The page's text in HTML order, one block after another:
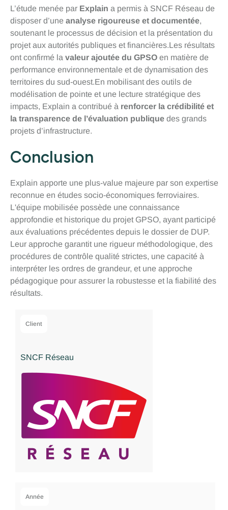
L’étude menée par Explain a permis à SNCF Réseau de
disposer d’une analyse rigoureuse et documentée,
soutenant le processus de décision et la présentation du
projet aux autorités publiques et financières.Les résultats
ont confirmé la valeur ajoutée du GPSO en matière de
performance environnementale et de dynamisation des
territoires du sud-ouest.En mobilisant des outils de
modélisation de pointe et une lecture stratégique des
impacts, Explain a contribué à renforcer la crédibilité et
la transparence de l’évaluation publique des grands
projets d’infrastructure.
Conclusion
Explain apporte une plus-value majeure par son expertise
reconnue en études socio-économiques ferroviaires.
L'équipe mobilisée possède une connaissance
approfondie et historique du projet GPSO, ayant participé
aux évaluations précédentes depuis le dossier de DUP.
Leur approche garantit une rigueur méthodologique, des
procédures de contrôle qualité strictes, une capacité à
interpréter les ordres de grandeur, et une approche
pédagogique pour assurer la robustesse et la fiabilité des
résultats.
Client
SNCF Réseau
Année